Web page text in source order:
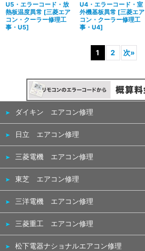
U5・エラーコード・放
熱板温度異常 [三菱エア
コン・クーラー修理工
事・U5]
U4・エラーコード・室
外機基板異常 [三菱エア
コン・クーラー修理工
事・U4]
1 2 次»
ダイキン エアコン修理
日立 エアコン修理
三菱電機 エアコン修理
東芝 エアコン修理
三洋電機 エアコン修理
三菱重工 エアコン修理
松下電器ナショナルエアコン修理